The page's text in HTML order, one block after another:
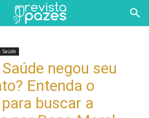
Saúde
negou seu
Entenda o
buscar a